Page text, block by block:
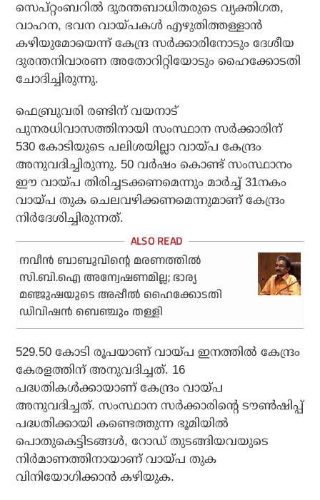
സെപ്റ്റംബറില്‍ ദുരന്തബാധിതരുടെ വ്യക്തിഗത,
വാഹന, ഭവന വായ്പകള്‍ എഴുതിത്തള്ളാന്‍
കഴിയുമോയെന്ന് കേന്ദ്ര സര്‍ക്കാരിനോടും ദേശീയ
ദുരന്തനിവാരണ അതോറിറ്റിയോടും ഹൈക്കോടതി
ചോദിച്ചിരുന്നു.
ഫെബ്രുവരി രണ്ടിന് വയനാട്
പുനരധിവാസത്തിനായി സംസ്ഥാന സര്‍ക്കാരിന്
530 കോടിയുടെ പലിശയില്ലാ വായ്പ കേന്ദ്രം
അനുവദിച്ചിരുന്നു. 50 വര്‍ഷം കൊണ്ട് സംസ്ഥാനം
ഈ വായ്പ തിരിച്ചടക്കണമെന്നും മാര്‍ച്ച് 31നകം
വായ്പ തുക ചെലവഴിക്കണമെന്നുമാണ് കേന്ദ്രം
നിര്‍ദേശിച്ചിരുന്നത്.
നവീൻ ബാബുവിന്റെ മരണത്തിൽ
സി.ബി.ഐ അന്വേഷണമില്ല; ഭാര്യ
മഞ്ജുഷയുടെ അപ്പീൽ ഹൈക്കോടതി
ഡിവിഷൻ ബെഞ്ചും തള്ളി
529.50 കോടി രൂപയാണ് വായ്പ ഇനത്തില്‍ കേന്ദ്രം
കേരളത്തിന് അനുവദിച്ചത്. 16
പദ്ധതികള്‍ക്കായാണ് കേന്ദ്രം വായ്പ
അനുവദിച്ചത്. സംസ്ഥാന സര്‍ക്കാരിന്റെ ടൗണ്‍ഷിപ്പ്
പദ്ധതിക്കായി കണ്ടെത്തുന്ന ഭൂമിയില്‍
പൊതുകെട്ടിടങ്ങള്‍, റോഡ് തുടങ്ങിയവയുടെ
നിര്‍മാണത്തിനായാണ് വായ്പ തുക
വിനിയോഗിക്കാന്‍ കഴിയുക.